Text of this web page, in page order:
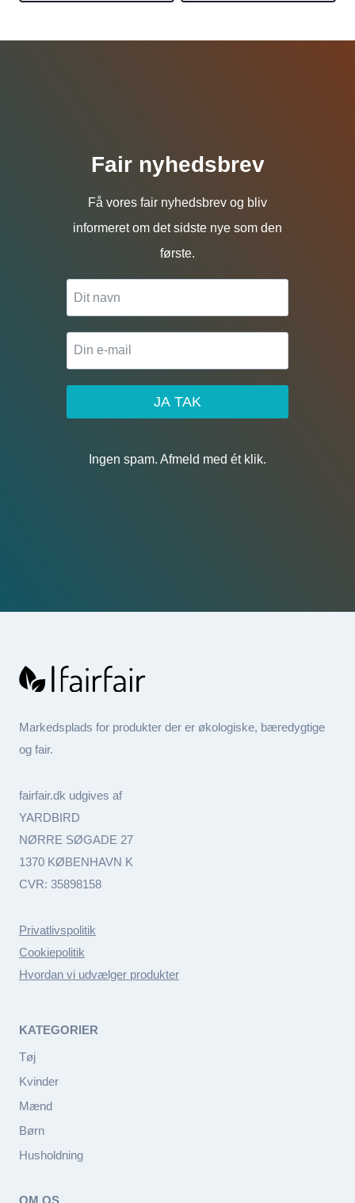
Fair nyhedsbrev
Få vores fair nyhedsbrev og bliv
informeret om det sidste nye som den
første.
JA TAK
Ingen spam. Afmeld med ét klik.
Markedsplads for produkter der er økologiske, bæredygtige
og fair.
fairfair.dk udgives af
YARDBIRD
NØRRE SØGADE 27
1370 KØBENHAVN K
CVR: 35898158
Privatlivspolitik
Cookiepolitik
Hvordan vi udvælger produkter
KATEGORIER
Tøj
Kvinder
Mænd
Børn
Husholdning
OM OS